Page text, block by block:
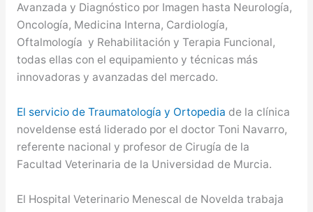
Avanzada y Diagnóstico por Imagen hasta Neurología,
Oncología, Medicina Interna, Cardiología,
Oftalmología y Rehabilitación y Terapia Funcional,
todas ellas con el equipamiento y técnicas más
innovadoras y avanzadas del mercado.
El servicio de Traumatología y Ortopedia de la clínica
noveldense está liderado por el doctor Toni Navarro,
referente nacional y profesor de Cirugía de la
Facultad Veterinaria de la Universidad de Murcia.
El Hospital Veterinario Menescal de Novelda trabaja